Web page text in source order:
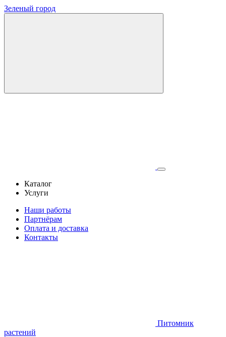
Зеленый город
Каталог
Услуги
Наши работы
Партнёрам
Оплата и доставка
Контакты
Питомник
растений